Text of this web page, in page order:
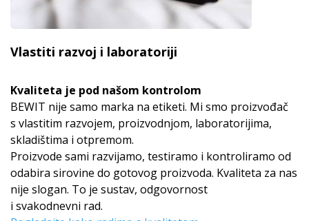
Vlastiti razvoj i laboratoriji
Kvaliteta je pod našom kontrolom
BEWIT nije samo marka na etiketi. Mi smo proizvođač
s vlastitim razvojem, proizvodnjom, laboratorijima,
skladištima i otpremom.
Proizvode sami razvijamo, testiramo i kontroliramo od
odabira sirovine do gotovog proizvoda. Kvaliteta za nas
nije slogan. To je sustav, odgovornost
i svakodnevni rad.